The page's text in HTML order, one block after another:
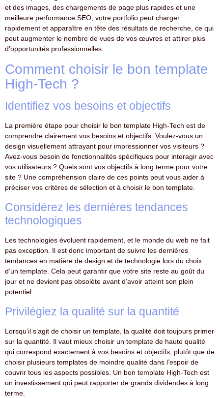
et des images, des chargements de page plus rapides et une
meilleure performance SEO, votre portfolio peut charger
rapidement et apparaître en tête des résultats de recherche, ce qui
peut augmenter le nombre de vues de vos œuvres et attirer plus
d’opportunités professionnelles.
Comment choisir le bon template
High-Tech ?
Identifiez vos besoins et objectifs
La première étape pour choisir le bon template High-Tech est de
comprendre clairement vos besoins et objectifs. Voulez-vous un
design visuellement attrayant pour impressionner vos visiteurs ?
Avez-vous besoin de fonctionnalités spécifiques pour interagir avec
vos utilisateurs ? Quels sont vos objectifs à long terme pour votre
site ? Une compréhension claire de ces points peut vous aider à
préciser vos critères de sélection et à choisir le bon template.
Considérez les dernières tendances
technologiques
Les technologies évoluent rapidement, et le monde du web ne fait
pas exception. Il est donc important de suivre les dernières
tendances en matière de design et de technologie lors du choix
d’un template. Cela peut garantir que votre site reste au goût du
jour et ne devient pas obsolète avant d’avoir atteint son plein
potentiel.
Privilégiez la qualité sur la quantité
Lorsqu’il s’agit de choisir un template, la qualité doit toujours primer
sur la quantité. Il vaut mieux choisir un template de haute qualité
qui correspond exactement à vos besoins et objectifs, plutôt que de
choisir plusieurs templates de moindre qualité dans l’espoir de
couvrir tous les aspects possibles. Un bon template High-Tech est
un investissement qui peut rapporter de grands dividendes à long
terme.